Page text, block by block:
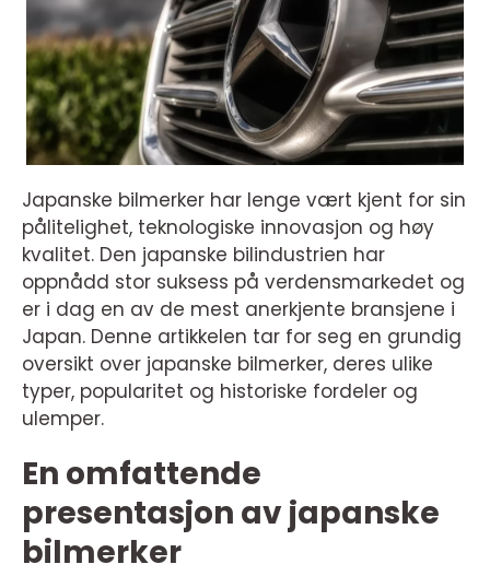
Japanske bilmerker har lenge vært kjent for sin
pålitelighet, teknologiske innovasjon og høy
kvalitet. Den japanske bilindustrien har
oppnådd stor suksess på verdensmarkedet og
er i dag en av de mest anerkjente bransjene i
Japan. Denne artikkelen tar for seg en grundig
oversikt over japanske bilmerker, deres ulike
typer, popularitet og historiske fordeler og
ulemper.
En omfattende
presentasjon av japanske
bilmerker